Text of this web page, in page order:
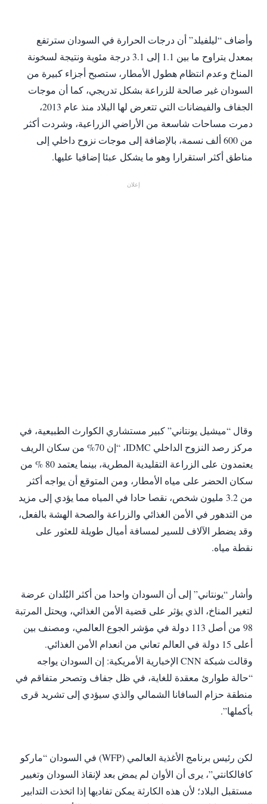
‎وأضاف “ليلفيلد” أن درجات الحرارة في السودان سترتفع
بمعدل يتراوح ما بين 1.1 إلى 3.1 درجة مئوية ونتيجة لسخونة
المناخ وعدم انتظام هطول الأمطار، ستصبح أجزاء كبيرة من
السودان غير صالحة للزراعة بشكل تدريجي، كما أن موجات
الجفاف والفيضانات التي تتعرض لها البلاد منذ عام 2013،
دمرت مساحات شاسعة من الأراضي الزراعية، وشردت أكثر
من 600 ألف نسمة، بالإضافة إلى موجات نزوح داخلي إلى
مناطق أكثر استقرارا وهو ما يشكل عبئا إضافيا عليها.
إعلان
‎وقال “ميشيل يونتاني” كبير مستشاري الكوارث الطبيعية، في
مركز رصد النزوح الداخلي IDMC، “إن 70% من سكان الريف
يعتمدون على الزراعة التقليدية المطرية، بينما يعتمد 80 % من
سكان الحضر على مياه الأمطار، ومن المتوقع أن يواجه أكثر
من 3.2 مليون شخص، نقصا حادا في المياه مما يؤدي إلى مزيد
من التدهور في الأمن الغذائي والزراعة والصحة الهشة بالفعل،
وقد يضطر الآلاف للسير لمسافة أميال طويلة للعثور على
نقطة مياه.
‎وأشار “يونتاني” إلى أن السودان واحدا من أكثر البُلدان عرضة
لتغير المناخ، الذي يؤثر على قضية الأمن الغذائي، ويحتل المرتبة
98 من أصل 113 دولة في مؤشر الجوع العالمي، ومصنف بين
أعلى 15 دولة في العالم تعاني من انعدام الأمن الغذائي.
‎وقالت شبكة CNN الإخبارية الأمريكية: إن السودان يواجه
“حالة طوارئ معقدة للغاية، في ظل جفاف وتصحر متفاقم في
منطقة حزام السافانا الشمالي والذي سيؤدي إلى تشريد قرى
بأكملها”.
‎لكن رئيس برنامج الأغذية العالمي (WFP) في السودان “ماركو
كافالكانتي”، يرى أن الأوان لم يمض بعد لإنقاذ السودان وتغيير
مستقبل البلاد؛ لأن هذه الكارثة يمكن تفاديها إذا اتخذت التدابير